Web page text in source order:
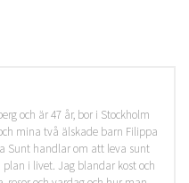
och är 47 år, bor i Stockholm
mina två älskade barn Filippa
Sunt handlar om att leva sunt
i livet. Jag blandar kost och